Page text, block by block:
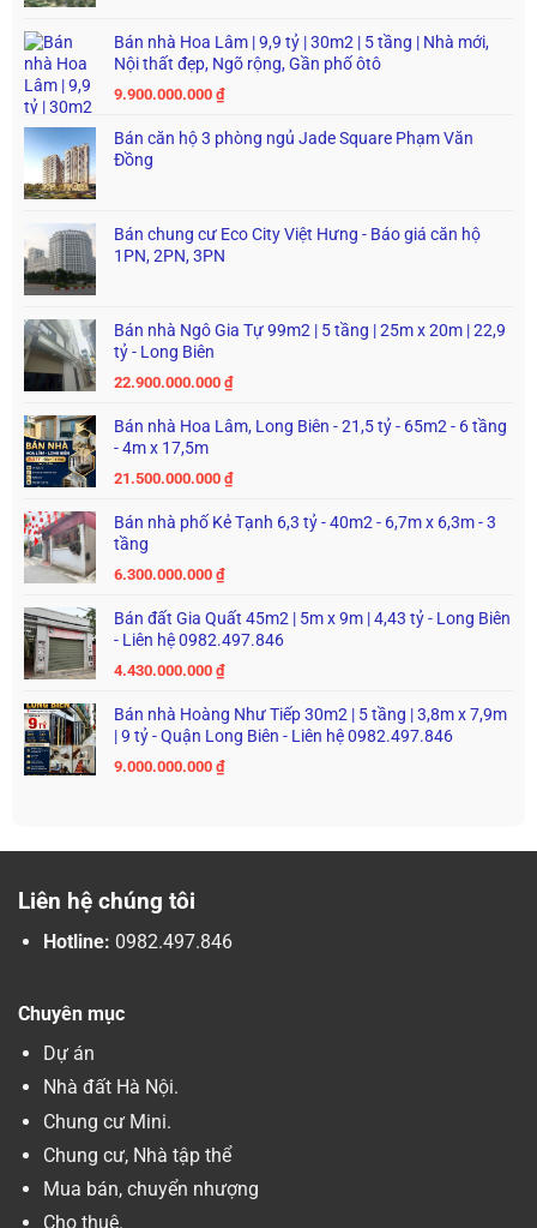
Bán nhà Hoa Lâm | 9,9 tỷ | 30m2 | 5 tầng | Nhà mới,
Nội thất đẹp, Ngõ rộng, Gần phố ôtô
9.900.000.000 ₫
Bán căn hộ 3 phòng ngủ Jade Square Phạm Văn
Đồng
Bán chung cư Eco City Việt Hưng - Báo giá căn hộ
1PN, 2PN, 3PN
Bán nhà Ngô Gia Tự 99m2 | 5 tầng | 25m x 20m | 22,9
tỷ - Long Biên
22.900.000.000 ₫
Bán nhà Hoa Lâm, Long Biên - 21,5 tỷ - 65m2 - 6 tầng
- 4m x 17,5m
21.500.000.000 ₫
Bán nhà phố Kẻ Tạnh 6,3 tỷ - 40m2 - 6,7m x 6,3m - 3
tầng
6.300.000.000 ₫
Bán đất Gia Quất 45m2 | 5m x 9m | 4,43 tỷ - Long Biên
- Liên hệ 0982.497.846
4.430.000.000 ₫
Bán nhà Hoàng Như Tiếp 30m2 | 5 tầng | 3,8m x 7,9m
| 9 tỷ - Quận Long Biên - Liên hệ 0982.497.846
9.000.000.000 ₫
Liên hệ chúng tôi
Hotline: 0982.497.846
Chuyên mục
Dự án
Nhà đất Hà Nội.
Chung cư Mini.
Chung cư, Nhà tập thể
Mua bán, chuyển nhượng
Cho thuê.